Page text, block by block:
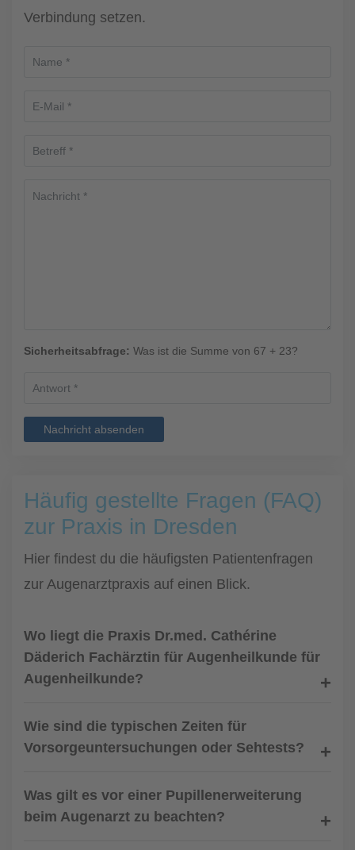
Verbindung setzen.
Sicherheitsabfrage: Was ist die Summe von 67 + 23?
Nachricht absenden
Häufig gestellte Fragen (FAQ)
zur Praxis in Dresden
Hier findest du die häufigsten Patientenfragen
zur Augenarztpraxis auf einen Blick.
Wo liegt die Praxis Dr.med. Cathérine
Däderich Fachärztin für Augenheilkunde für
Augenheilkunde?
Wie sind die typischen Zeiten für
Vorsorgeuntersuchungen oder Sehtests?
Was gilt es vor einer Pupillenerweiterung
beim Augenarzt zu beachten?